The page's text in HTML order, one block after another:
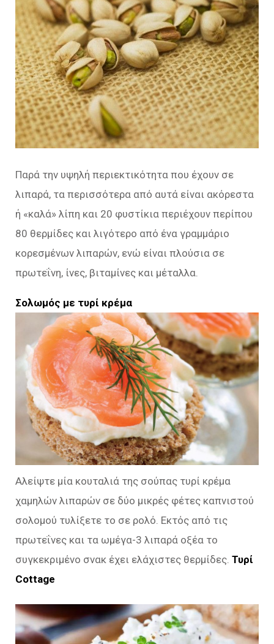
Παρά την υψηλή περιεκτικότητα που έχουν σε
λιπαρά, τα περισσότερα από αυτά είναι ακόρεστα
ή «καλά» λίπη και 20 φυστίκια περιέχουν περίπου
80 θερμίδες και λιγότερο από ένα γραμμάριο
κορεσμένων λιπαρών, ενώ είναι πλούσια σε
πρωτεΐνη, ίνες, βιταμίνες και μέταλλα.
Σολωμός με τυρί κρέμα
Αλείψτε μία κουταλιά της σούπας τυρί κρέμα
χαμηλών λιπαρών σε δύο μικρές φέτες καπνιστού
σολομού τυλίξετε το σε ρολό. Εκτός από τις
πρωτεΐνες και τα ωμέγα-3 λιπαρά οξέα το
συγκεκριμένο σνακ έχει ελάχιστες θερμίδες. Τυρί
Cottage